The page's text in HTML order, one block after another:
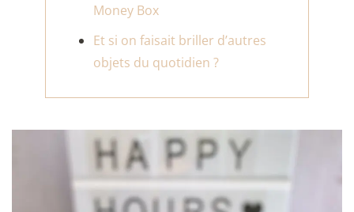
Money Box
Et si on faisait briller d’autres
objets du quotidien ?